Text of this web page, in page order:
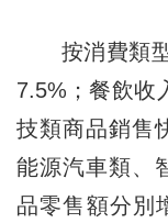
按消費類型
7.5%；餐飲收
技類商品銷售
能源汽車類、
品零售額分別